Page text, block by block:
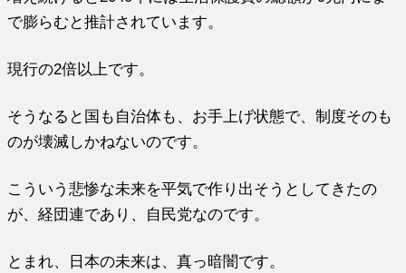
で膨らむと推計されています。
現行の2倍以上です。
そうなると国も自治体も、お手上げ状態で、制度そのも
のが壊滅しかねないのです。
こういう悲惨な未来を平気で作り出そうとしてきたの
が、経団連であり、自民党なのです。
とまれ、日本の未来は、真っ暗闇です。